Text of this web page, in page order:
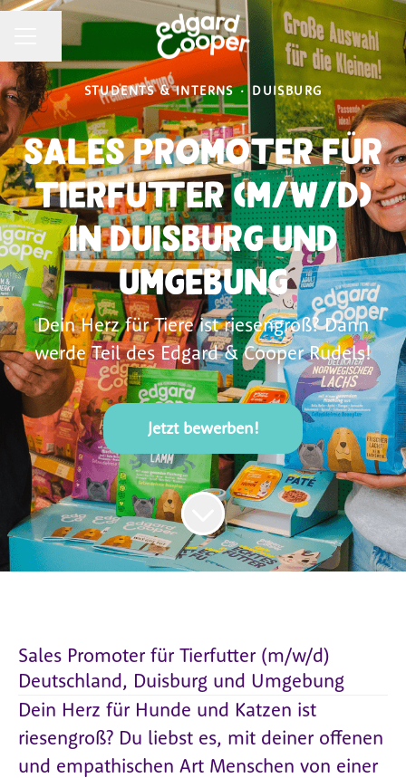
CAREER MENU
Share page
STUDENTS & INTERNS · DUISBURG
Sales Promoter für
Tierfutter (m/w/d)
in Duisburg und
Umgebung
Dein Herz für Tiere ist riesengroß? Dann
werde Teil des Edgard & Cooper Rudels!
Jetzt bewerben!
Sales Promoter für Tierfutter (m/w/d)
Deutschland, Duisburg und Umgebung
Dein Herz für Hunde und Katzen ist
riesengroß? Du liebst es, mit deiner offenen
und empathischen Art Menschen von einer